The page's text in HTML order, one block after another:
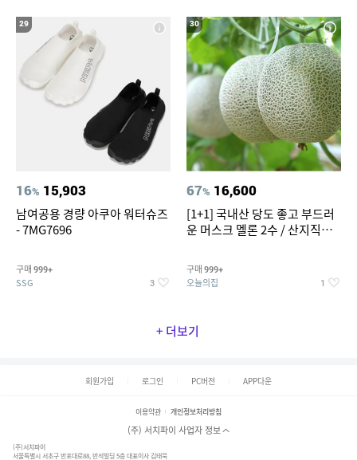
29
16% 15,903
남여공용 경량 아쿠아 워터슈즈
- 7MG7696
구매 999+
SSG 3
30
67% 16,600
[1+1] 국내산 당도 좋고 부드러
운 머스크 멜론 2수 / 산지직송 x
구매 999+
오늘의집 1
+ 더보기
회원가입 로그인 PC버전 APP다운
이용약관 개인정보처리방침
(주) 서치파이 사업자 정보
(주)서치파이
서울특별시 서초구 반포대로88, 반석빌딩 5층 대표이사 김태묵